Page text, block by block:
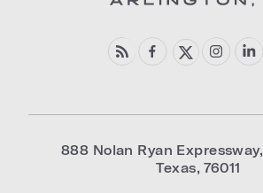
888 Nolan Ryan Expressway,
Texas,76011